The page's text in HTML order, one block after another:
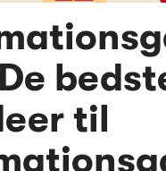
til